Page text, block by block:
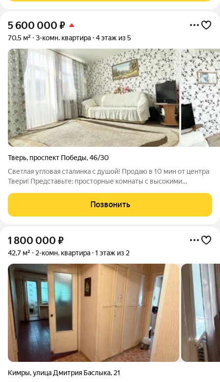
5 600 000 ₽
70,5 м² 3-комн. квартира 4 этаж из 5
Тверь, проспект Победы,46/30
Светлая угловая сталинка с душой! Продаю в 10 мин от центра
Твери! Представьте: просторные комнаты с высокими
Угловая квартира в легендарной сталинке, раздельный
санузел, удобная планировка,
Позвонить
1 800 000 ₽
42,7 м² 2-комн. квартира 1 этаж из 2
Кимры,улица Дмитрия Баслыка, 21